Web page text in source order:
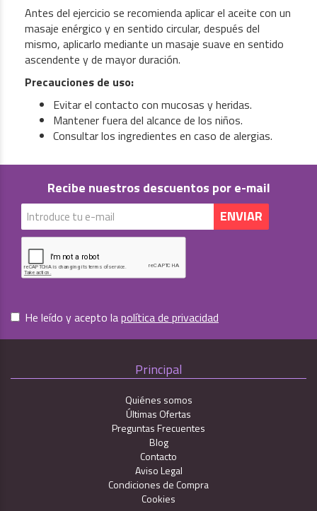
Antes del ejercicio se recomienda aplicar el aceite con un
masaje enérgico y en sentido circular, después del
mismo, aplicarlo mediante un masaje suave en sentido
ascendente y de mayor duración.
Precauciones de uso:
Evitar el contacto con mucosas y heridas.
Mantener fuera del alcance de los niños.
Consultar los ingredientes en caso de alergias.
Recibe nuestros descuentos por e-mail
He leído y acepto lapolítica de privacidad
Principal
Quiénes somos
Últimas Ofertas
Preguntas Frecuentes
Blog
Contacto
Aviso Legal
Condiciones de Compra
Cookies